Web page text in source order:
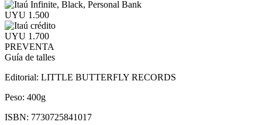
UYU 1.500
UYU 1.700
PREVENTA
Guía de talles
Editorial: LITTLE BUTTERFLY RECORDS
Peso: 400g
ISBN: 7730725841017